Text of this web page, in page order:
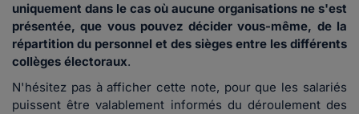
uniquement dans le cas où aucune organisations ne s'est
présentée, que vous pouvez décider vous-même, de la
répartition du personnel et des sièges entre les différents
collèges électoraux.
N'hésitez pas à afficher cette note, pour que les salariés
puissent être valablement informés du déroulement des